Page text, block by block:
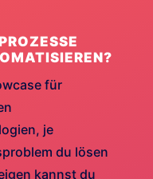
für
je
du lösen
kannst du